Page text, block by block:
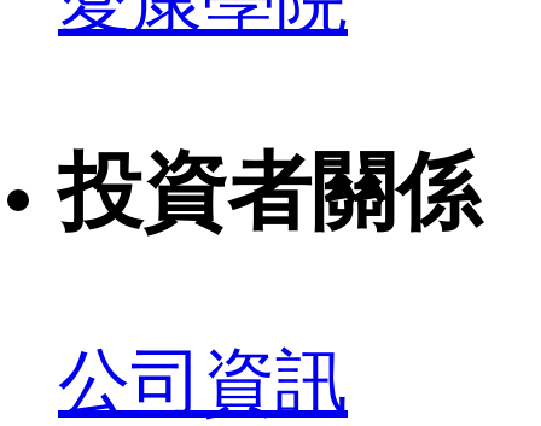
投資者關係
公司資訊